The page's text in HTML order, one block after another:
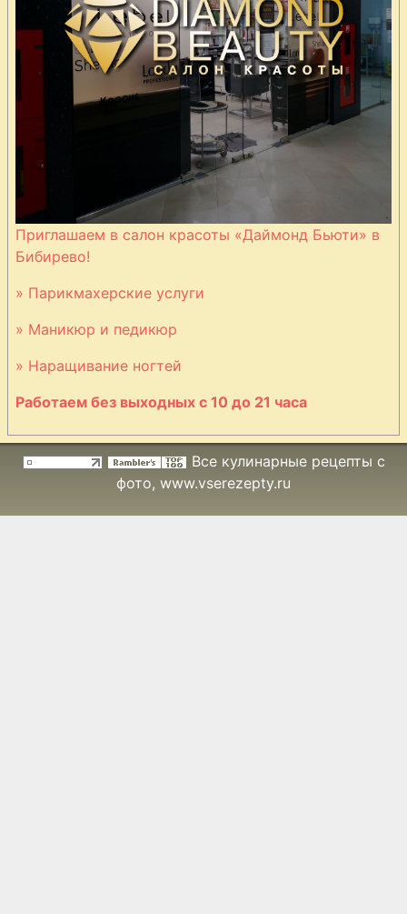
Приглашаем в салон красоты «Даймонд Бьюти» в
Бибирево!
» Парикмахерские услуги
» Маникюр и педикюр
» Наращивание ногтей
Работаем без выходных с 10 до 21 часа
Все кулинарные рецепты с
фото, www.vserezepty.ru